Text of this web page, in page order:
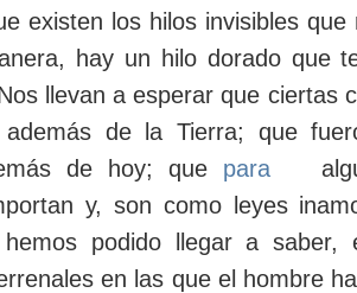
existen los hilos invisibles
hay un hilo dorado que
llevan a esperar que ciertas
además de la Tierra; que
de hoy; que para
y, son como leyes
podido llegar a
en las que el hombre